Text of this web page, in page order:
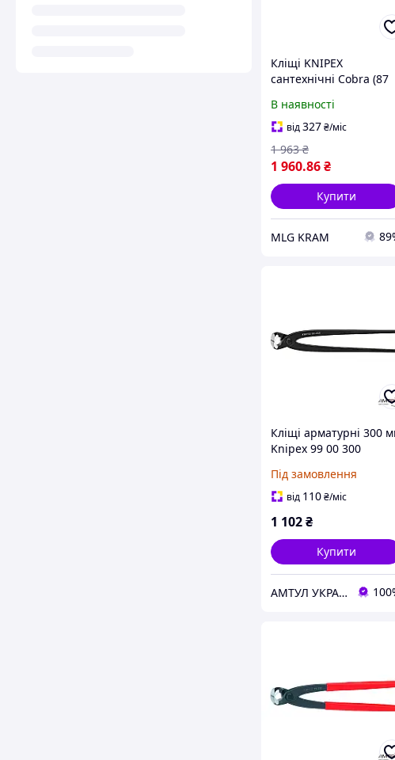
Кліщі KNIPEX
сантехнічні Cobra (87
В наявності
від327₴/міс
1 960.86₴
1 963 ₴
Купити
MLG KRAM
Кліщі арматурні 300
Knipex 99 00 300
Під замовлення
від 110₴/міс
1 102₴
Купити
АМТУЛ УКРАЇНА